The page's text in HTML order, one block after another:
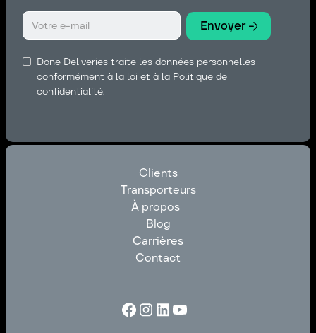
Done Deliveries traite les données personnelles
conformément à la loi et à la Politique de
confidentialité.
Clients
Clients
Transporteurs
Transporteurs
À propos
À propos
Blog
Blog
Carrières
Carrières
Contact